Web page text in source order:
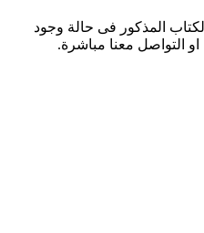
المذكور فى حالة وجود
او التواصل معنا مباشرة.